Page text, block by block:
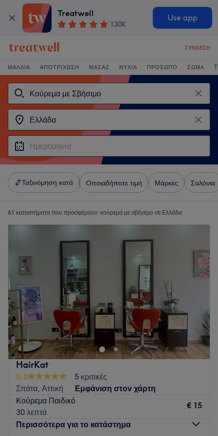
Treatwell
130K
Use app
ΣΎΝΔΕΣΗ
ΜΑΛΛΙΆ ΑΠΟΤΡΊΧΩΣΗ ΜΑΣΆΖ ΝΎΧΙΑ ΠΡΌΣΩΠΟ ΣΏΜΑ
Ταξινόμηση κατά Οποιαδήποτε τιμή Μάρκες Σαλόνια
61 καταστήματα που προσφέρουν: κούρεμα με σβήσιμο σε Ελλάδα
HairKat
5,0
5 κριτικές
Σπάτα, Αττική
Εμφάνιση στον χάρτη
Κούρεμα Παιδικό
30 λεπτά
€ 15
Περισσότερα για το κατάστημα